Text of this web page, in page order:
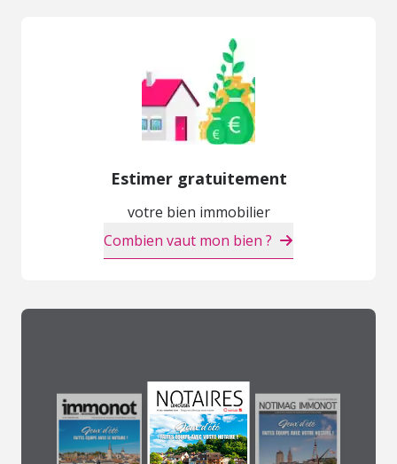
Estimer gratuitement
votre bien immobilier
Combien vaut mon bien ?